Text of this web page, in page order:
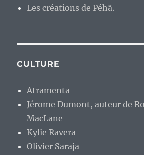
Les créations de Péhä.
CULTURE
Atramenta
Jérome Dumont, auteur de
MacLane
Kylie Ravera
Olivier Saraja